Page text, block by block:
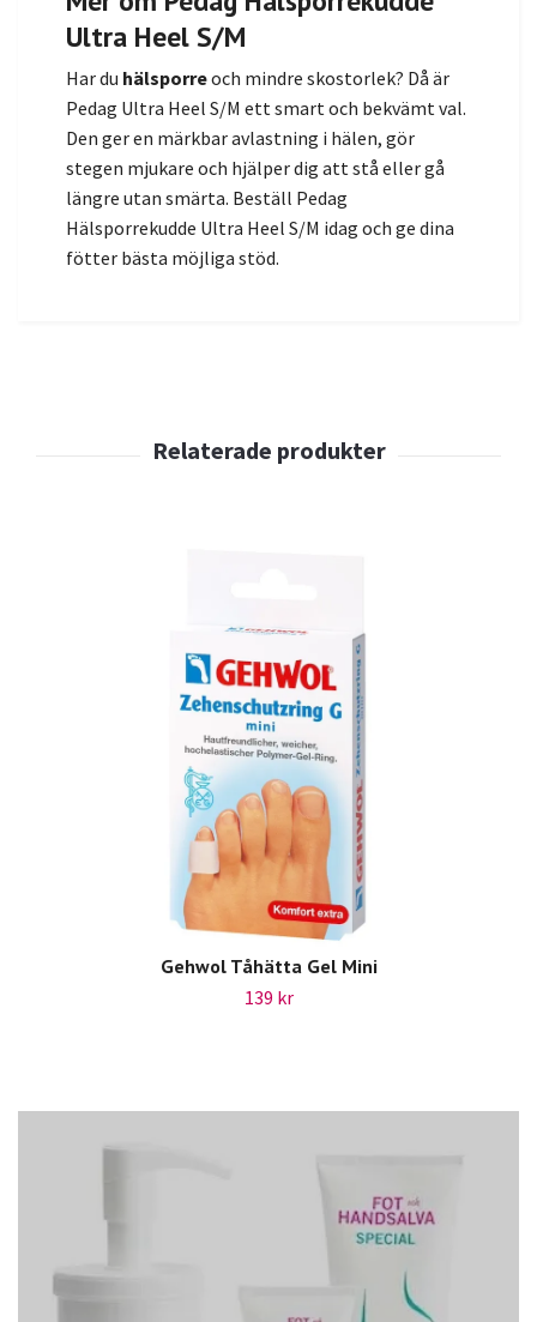
Ultra Heel S/M
Har du hälsporreoch mindre skostorlek? Då är
Pedag Ultra Heel S/M ett smart och bekvämt val.
Den ger en märkbar avlastning i hälen, gör
stegen mjukare och hjälper dig att stå eller gå
längre utan smärta. Beställ Pedag
Hälsporrekudde Ultra Heel S/M idag och ge dina
fötter bästa möjliga stöd.
Gehwol Tåhätta Gel Mini
139 kr